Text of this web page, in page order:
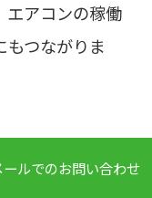
エアコンの稼働
もつながりま
スタッフが在籍
のプロフェッシ
ールでのお問い合わせ